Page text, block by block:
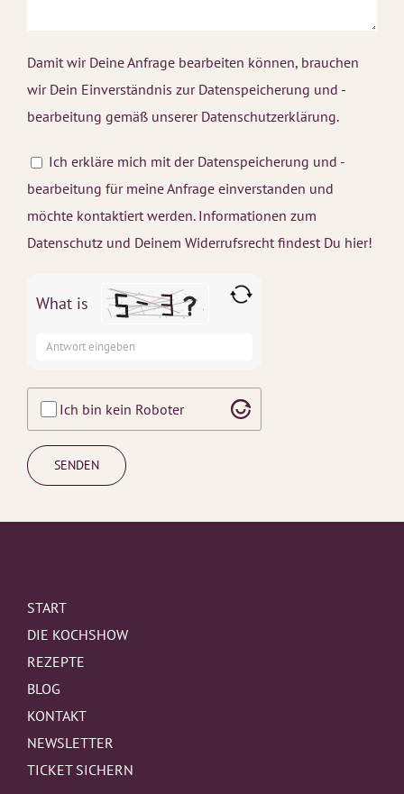
Damit wir Deine Anfrage bearbeiten können, brauchen
wir Dein Einverständnis zur Datenspeicherung und -
bearbeitung gemäß unserer Datenschutzerklärung.
Ich erkläre mich mit der Datenspeicherung und -
bearbeitung für meine Anfrage einverstanden und
möchte kontaktiert werden. Informationen zum
Datenschutz und Deinem Widerrufsrecht findest Du hier!
What is
math
problem
shown
image
Ich bin kein Roboter
START
DIE KOCHSHOW
REZEPTE
BLOG
KONTAKT
NEWSLETTER
TICKET SICHERN